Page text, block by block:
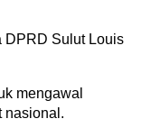
DPRD Sulut Louis
mengawal
nasional.